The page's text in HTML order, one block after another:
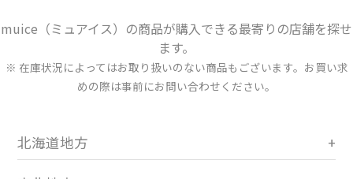
muice（ミュアイス）の商品が購入できる最寄りの店舗を探せ
ます。
※ 在庫状況によってはお取り扱いのない商品もございます。お買い求
めの際は事前にお問い合わせください。
北海道地方